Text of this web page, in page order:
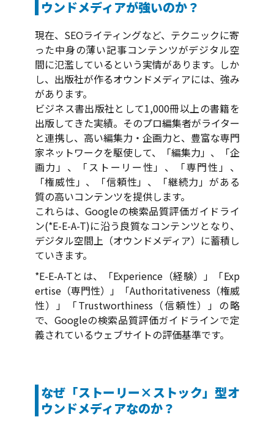
ウンドメディアが強いのか？
現在、SEOライティングなど、テクニックに寄
った中身の薄い記事コンテンツがデジタル空
間に氾濫しているという実情があります。しか
し、出版社が作るオウンドメディアには、強み
があります。
ビジネス書出版社として1,000冊以上の書籍を
出版してきた実績。そのプロ編集者がライター
と連携し、高い編集力・企画力と、豊富な専門
家ネットワークを駆使して、「編集力」、「企
画力」、「ストーリー性」、「専門性」、
「権威性」、「信頼性」、「継続力」がある
質の高いコンテンツを提供します。
これらは、Googleの検索品質評価ガイドライ
ン(*E-E-A-T)に沿う良質なコンテンツとなり、
デジタル空間上（オウンドメディア）に蓄積し
ていきます。
*E-E-A-Tとは、「Experience（経験）」「Exp
ertise（専門性）」「Authoritativeness（権威
性）」「Trustworthiness（信頼性）」の略
で、Googleの検索品質評価ガイドラインで定
義されているウェブサイトの評価基準です。
なぜ「ストーリー×ストック」型オ
ウンドメディアなのか？